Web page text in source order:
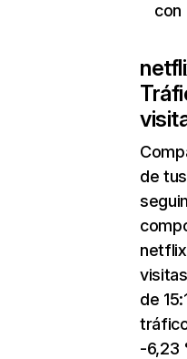
con
de
de
-6,23